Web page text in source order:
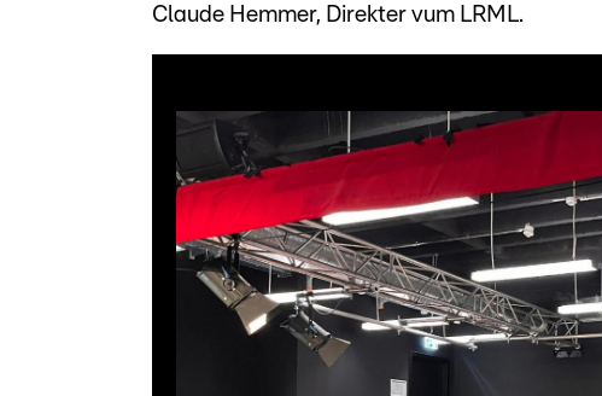
Claude Hemmer, Direkter vum LRML.